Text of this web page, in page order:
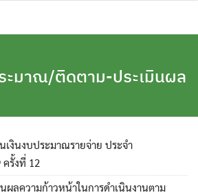
ะมาณ/ติดตาม-ประเมินผล
เงินงบประมาณรายจ่าย ประจำ
รั้งที่ 12
ผลความก้าวหน้าในการดำเนินงานตาม